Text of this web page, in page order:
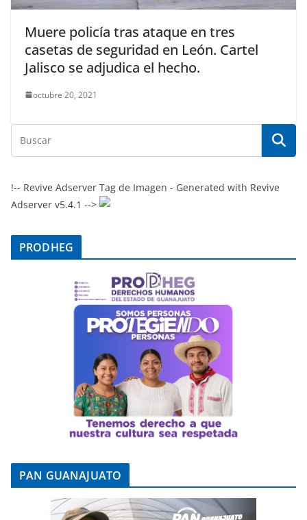
Muere policía tras ataque en tres
casetas de seguridad en León. Cartel
Jalisco se adjudica el hecho.
octubre 20, 2021
!-- Revive Adserver Tag de Imagen - Generated with Revive
Adserver v5.4.1 -->
PRODHEG
PAN GUANAJUATO